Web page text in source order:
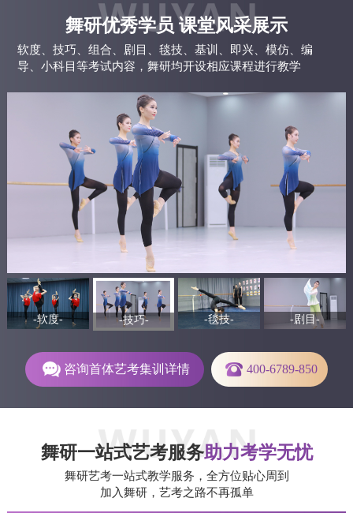
舞研优秀学员课堂风采展示
软度、技巧、组合、剧目、毯技、基训、即兴、模仿、编
导、小科目等考试内容，舞研均开设相应课程进行教学
-软度- -技巧- -毯技- -剧目-
咨询首体艺考集训详情 400-6789-850
舞研一站式艺考服务助力考学无忧
舞研艺考一站式教学服务，全方位贴心周到
加入舞研，艺考之路不再孤单